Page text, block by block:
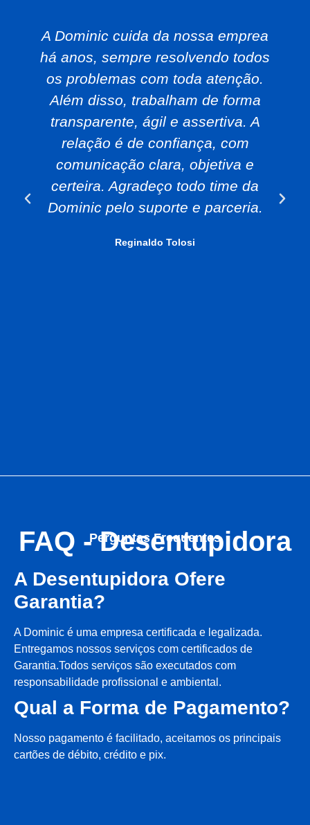
A Dominic cuida da nossa emprea
há anos, sempre resolvendo todos
os problemas com toda atenção.
Além disso, trabalham de forma
transparente, ágil e assertiva. A
relação é de confiança, com
comunicação clara, objetiva e
certeira. Agradeço todo time da
Dominic pelo suporte e parceria.
Reginaldo Tolosi
Perguntas Frequentes
FAQ - Desentupidora
A Desentupidora Ofere
Garantia?
A Dominic é uma empresa certificada e legalizada.
Entregamos nossos serviços com certificados de
Garantia.Todos serviços são executados com
responsabilidade profissional e ambiental.
Qual a Forma de Pagamento?
Nosso pagamento é facilitado, aceitamos os principais
cartões de débito, crédito e pix.